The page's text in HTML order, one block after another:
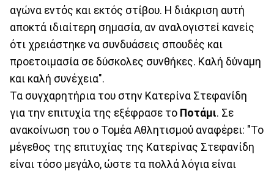
αγώνα εντός και εκτός στίβου. Η διάκριση αυτή
αποκτά ιδιαίτερη σημασία, αν αναλογιστεί κανείς
ότι χρειάστηκε να συνδυάσεις σπουδές και
προετοιμασία σε δύσκολες συνθήκες. Καλή δύναμη
και καλή συνέχεια".
Τα συγχαρητήρια του στην Κατερίνα Στεφανίδη
για την επιτυχία της εξέφρασε το Ποτάμι. Σε
ανακοίνωση του ο Τομέα Αθλητισμού αναφέρει: "Το
μέγεθος της επιτυχίας της Κατερίνας Στεφανίδη
είναι τόσο μεγάλο, ώστε τα πολλά λόγια είναι